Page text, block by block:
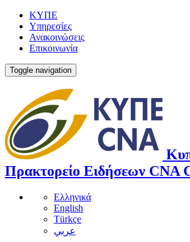
ΚΥΠΕ
Υπηρεσίες
Ανακοινώσεις
Επικοινωνία
Toggle navigation
Πρακτορείο Ειδήσεων CNA
Ελληνικά
English
Türkçe
عربي